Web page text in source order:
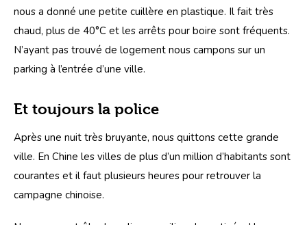
nous a donné une petite cuillère en plastique. Il fait très
chaud, plus de 40°C et les arrêts pour boire sont fréquents.
N’ayant pas trouvé de logement nous campons sur un
parking à l’entrée d’une ville.
Et toujours la police
Après une nuit très bruyante, nous quittons cette grande
ville. En Chine les villes de plus d’un million d’habitants sont
courantes et il faut plusieurs heures pour retrouver la
campagne chinoise.